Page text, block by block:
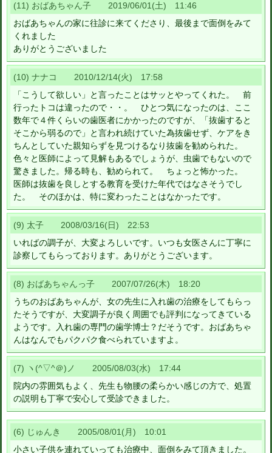
(11) おばあちゃん子 2019/06/01(土) 11:46
おばあちゃんの家に往診に来てくださり、最後まで面倒をみて
くれました
ありがとうございました
(10) ナナコ 2010/12/14(火) 17:58
「こうして欲しい」と言ったことはサッとやってくれた。 前
行ったトコは違ったので・・。 ひとつ気になったのは、ここ
数年で４件くらいの歯医者にかかったのですが、「抜歯すると
そこから弱るので」と言われ続けていた為抜歯せず、ケアをき
ちんとしていた親知らずを見つけるなり抜歯を勧められた。
色々と医師によって見解もあるでしょうが、虫歯でもないので
驚きました。帰る時も、勧められて。 ちょっと怖かった。
医師は抜歯を良しとする教育を受けた年代ではなさそうでし
た。 そのほかは、特に変わったことはなかったです。
(9) 太子 2008/03/16(日) 22:53
いればの調子が、大変よろしいです。いつも女医さんに丁寧に
診察してもらっております。ありがとうございます。
(8) おばあちゃんっ子 2007/07/26(木) 18:20
うちのおばあちゃんが、女の先生に入れ歯の治療をしてもらっ
たそうですが、大変調子が良く周囲でも評判になってきている
ようです。入れ歯の専門の歯学博士？だそうです。おばあちゃ
んはなんでもパクパク食べられていますよ。
(7) ヽ(^▽^＠)ノ 2005/08/03(水) 17:44
院内の雰囲気もよく、先生も物腰の柔らかい感じの方で、処置
の説明も丁寧で安心して受診できました。
(6) じゅんき 2005/08/01(月) 10:01
小さい子供を連れていっても治療中、面倒をみて頂きました。